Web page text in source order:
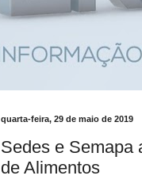
quarta-feira, 29 de maio de 2019
Sedes e Semapa
de Alimentos